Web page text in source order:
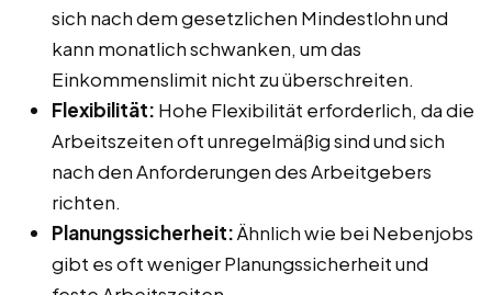
sich nach dem gesetzlichen Mindestlohn und
kann monatlich schwanken, um das
Einkommenslimit nicht zu überschreiten.
Flexibilität: Hohe Flexibilität erforderlich, da die
Arbeitszeiten oft unregelmäßig sind und sich
nach den Anforderungen des Arbeitgebers
richten.
Planungssicherheit:Ähnlich wie bei Nebenjobs
gibt es oft weniger Planungssicherheit und